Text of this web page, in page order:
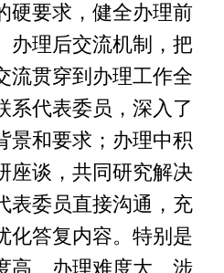
硬要求，健全办理前
办理后交流机制，把
流贯穿到办理工作全
系代表委员，深入了
景和要求；办理中积
座谈，共同研究解决
表委员直接沟通，充
化答复内容。特别是
高、办理难度大、涉